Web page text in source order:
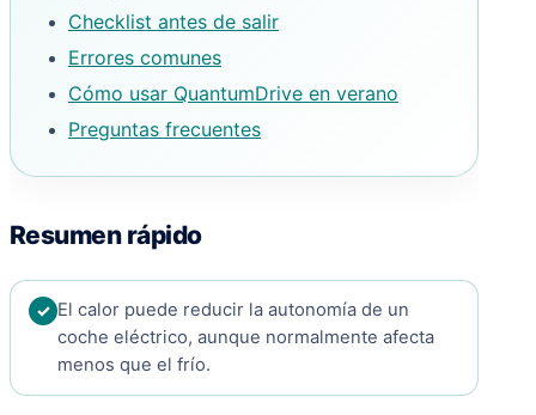
Checklist antes de salir
Errores comunes
Cómo usar QuantumDrive en verano
Preguntas frecuentes
Resumen rápido
El calor puede reducir la autonomía de un
coche eléctrico, aunque normalmente afecta
menos que el frío.